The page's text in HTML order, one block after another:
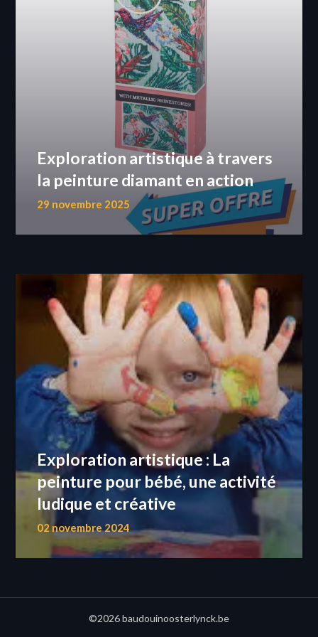
Exploration artistique à travers
la peinture diamant en action
29 novembre 2025
Exploration artistique : La
peinture pour bébé, une activité
ludique et créative
02 novembre 2024
©2026 baudouinoosterlynck.be